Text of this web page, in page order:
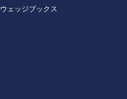
ウェッジブックス